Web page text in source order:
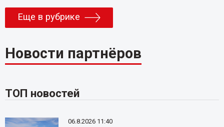
Еще в рубрике
Новости партнёров
ТОП новостей
06.8.2026 11:40